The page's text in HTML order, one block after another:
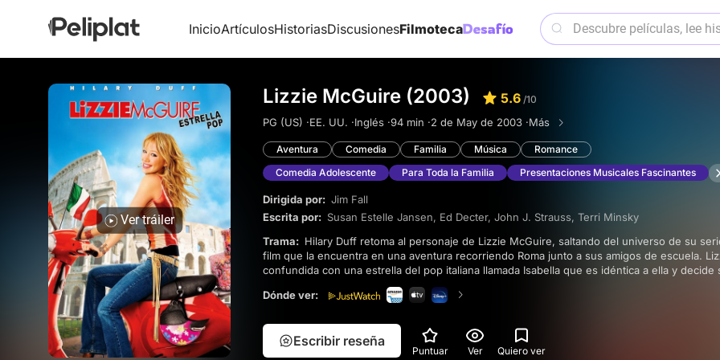
InicioArtículosHistoriasDiscusionesFilmoteca
Ver tráiler
Lizzie McGuire (2003) 5.6 /10
PG (US) ·EE. UU. ·Inglés ·94 min ·2 de May de 2003 ·Más
Aventura Comedia Familia Música
Romance
Comedia Adolescente
Para Toda la Familia Presentaciones Musicales Fascinantes
Dirigida por: Jim Fall
Escrita por: Susan Estelle Jansen, Ed Decter, John J. Strauss, Terri Minsky
Trama:
film que la encuentra en una aventura recorriendo Roma junto a sus amigos de escuela.
confundida con una estrella del pop italiana llamada Isabella que es idéntica a ella y decide
de su inesperada nueva identidad. Lizzie disfruta de las ventajas de la fama, no sin ciertos
confunden. Una película divertida y desenfadada que entretiene por los enredos que
Dónde ver:
Escribir reseña
Puntuar Ver Quiero ver